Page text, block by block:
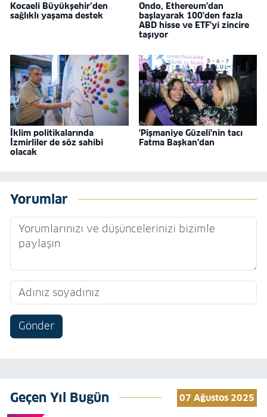
Kocaeli Büyükşehir’den
sağlıklı yaşama destek
Ondo, Ethereum'dan
başlayarak 100'den fazla
ABD hisse ve ETF'yi zincire
taşıyor
İklim politikalarında
İzmirliler de söz sahibi
olacak
'Pişmaniye Güzeli'nin tacı
Fatma Başkan'dan
Yorumlar
Gönder
Geçen Yıl Bugün 07 Ağustos 2025